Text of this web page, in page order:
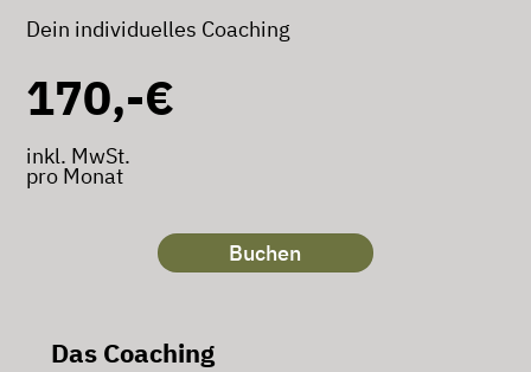
Dein individuelles Coaching
170,-€
inkl. MwSt.
pro Monat
Buchen
Das Coaching